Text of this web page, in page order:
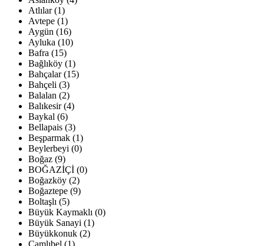
Atlılar (1)
Avtepe (1)
Aygün (16)
Ayluka (10)
Bafra (15)
Bağlıköy (1)
Bahçalar (15)
Bahçeli (3)
Balalan (2)
Balıkesir (4)
Baykal (6)
Bellapais (3)
Beşparmak (1)
Beylerbeyi (0)
Boğaz (9)
BOĞAZİÇİ (0)
Boğazköy (2)
Boğaztepe (9)
Boltaşlı (5)
Büyük Kaymaklı (0)
Büyük Sanayi (1)
Büyükkonuk (2)